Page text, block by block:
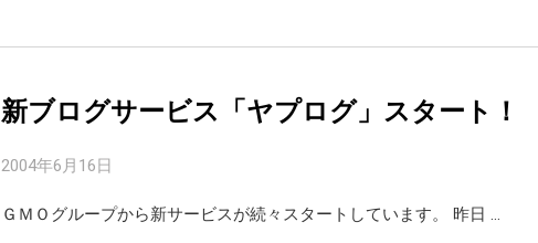
新ブログサービス「ヤプログ」スタート！
2004年6月16日
ＧＭＯグループから新サービスが続々スタートしています。 昨日 …